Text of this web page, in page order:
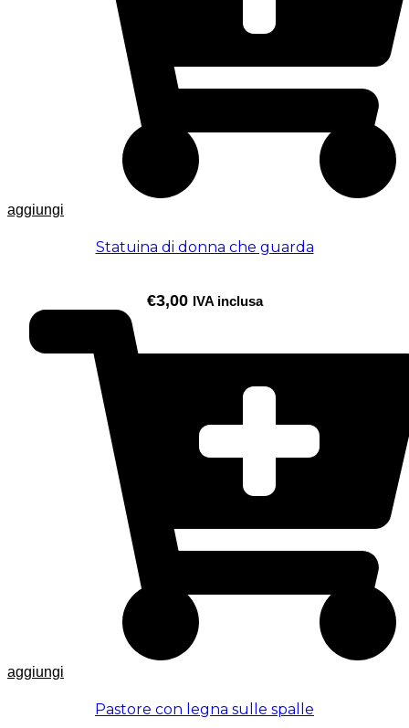
aggiungi
Statuina di donna che guarda
€3,00 IVA inclusa
aggiungi
Pastore con legna sulle spalle